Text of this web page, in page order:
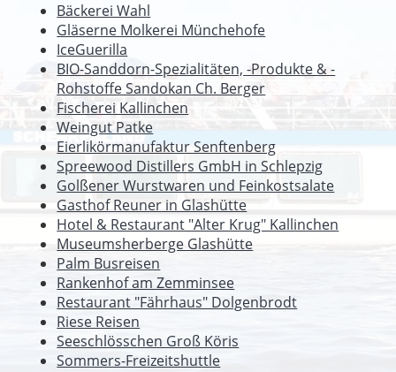
Bäckerei Wahl
Gläserne Molkerei Münchehofe
IceGuerilla
BIO-Sanddorn-Spezialitäten, -Produkte & -
Rohstoffe Sandokan Ch. Berger
Fischerei Kallinchen
Weingut Patke
Eierlikörmanufaktur Senftenberg
Spreewood Distillers GmbH in Schlepzig
Golßener Wurstwaren und Feinkostsalate
Gasthof Reuner in Glashütte
Hotel & Restaurant "Alter Krug" Kallinchen
Museumsherberge Glashütte
Palm Busreisen
Rankenhof am Zemminsee
Restaurant "Fährhaus" Dolgenbrodt
Riese Reisen
Seeschlösschen Groß Köris
Sommers-Freizeitshuttle